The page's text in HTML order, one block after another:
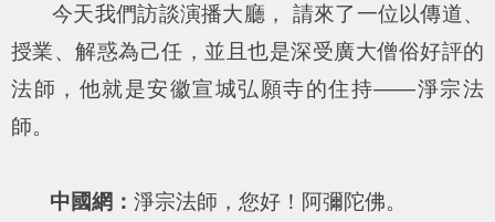
今天我們訪談演播大廳， 請來了一位以傳道、
授業、解惑為己任，並且也是深受廣大僧俗好評的
法師，他就是安徽宣城弘願寺的住持——淨宗法
師。
中國網： 淨宗法師，您好！阿彌陀佛。